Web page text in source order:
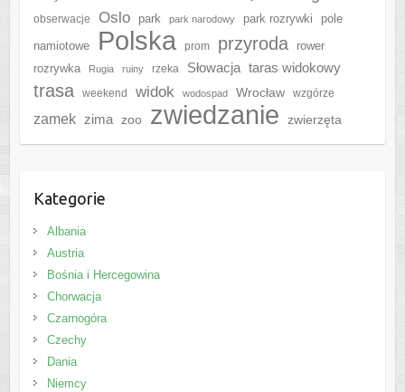
obserwacje Oslo park park narodowy park rozrywki
pole
namiotowe
Polska prom przyroda
rower
rozrywka
Rugia ruiny rzeka Słowacja taras widokowy
trasa weekend widok wodospad Wrocław wzgórze
zamek zima zoo zwiedzanie zwierzęta
Kategorie
Albania
Austria
Bośnia i Hercegowina
Chorwacja
Czarnogóra
Czechy
Dania
Niemcy